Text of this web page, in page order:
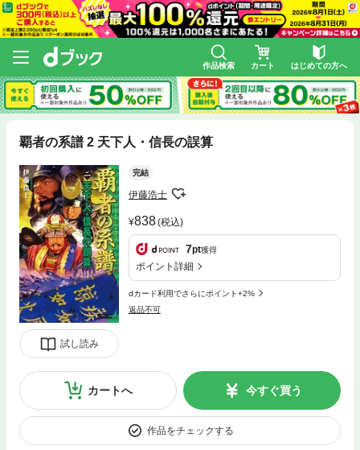
作品検索 カート はじめての方へ
覇者の系譜 2 天下人・信長の誤算
試し読み
完結
伊藤浩士
838(税込)
7pt獲得
ポイント詳細
dカード利用でさらにポイント+2%
返品不可
カートへ 今すぐ買う
作品をチェックする